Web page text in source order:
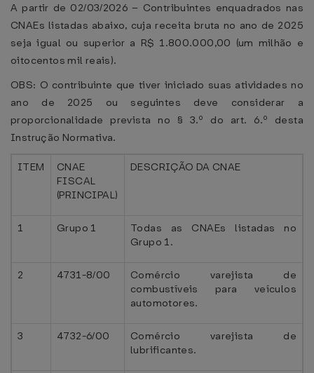
A partir de 02/03/2026 – Contribuintes enquadrados nas
CNAEs listadas abaixo, cuja receita bruta no ano de 2025
seja igual ou superior a R$ 1.800.000,00 (um milhão e
oitocentos mil reais).
OBS: O contribuinte que tiver iniciado suas atividades no
ano de 2025 ou seguintes deve considerar a
proporcionalidade prevista no § 3.º do art. 6.º desta
Instrução Normativa.
ITEM
CNAE
FISCAL
(PRINCIPAL)
DESCRIÇÃO DA CNAE
1 Grupo 1
Todas as CNAEs listadas no
Grupo 1.
2 4731-8/00
Comércio varejista de
combustíveis para veículos
automotores.
3 4732-6/00
Comércio varejista de
lubrificantes.